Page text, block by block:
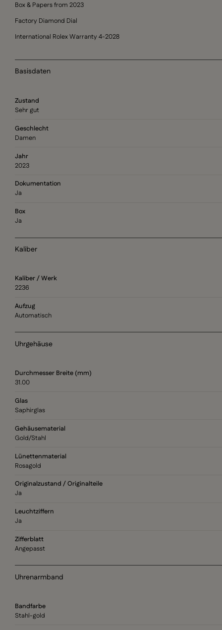
Box & Papers from 2023
Factory Diamond Dial
International Rolex Warranty 4-2028
Basisdaten
Zustand
Sehr gut
Geschlecht
Damen
Jahr
2023
Dokumentation
Ja
Box
Ja
Kaliber
Kaliber / Werk
2236
Aufzug
Automatisch
Uhrgehäuse
Durchmesser Breite (mm)
31.00
Glas
Saphirglas
Gehäusematerial
Gold/Stahl
Lünettenmaterial
Rosagold
Originalzustand / Originalteile
Ja
Leuchtziffern
Ja
Zifferblatt
Angepasst
Uhrenarmband
Bandfarbe
Stahl-gold